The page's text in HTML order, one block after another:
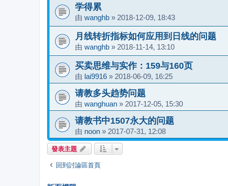
学得累
由 wanghb » 2018-12-09, 18:43
月线转折指标如何应用到日线的问题
由 wanghb » 2018-11-14, 13:10
买卖思维与实作：159与160页
由 lai9916 » 2018-06-09, 16:25
请教多头趋势问题
由 wanghuan » 2017-12-05, 15:30
请教书中1507永大的问题
由 noon » 2017-07-31, 12:08
發表主題
回到討論區首頁